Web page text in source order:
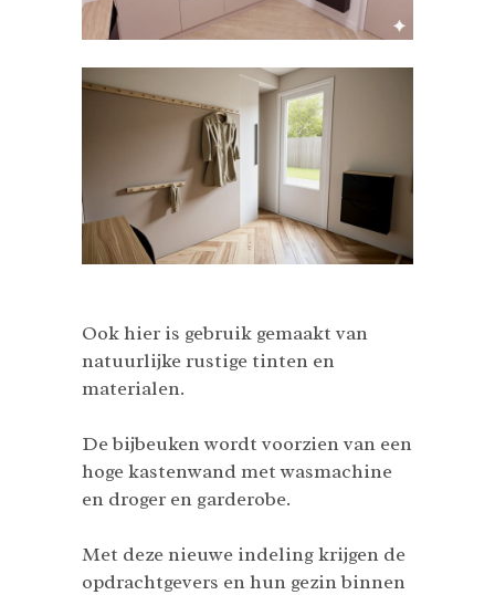
Ook hier is gebruik gemaakt van
natuurlijke rustige tinten en
materialen.
De bijbeuken wordt voorzien van een
hoge kastenwand met wasmachine
en droger en garderobe.
Met deze nieuwe indeling krijgen de
opdrachtgevers en hun gezin binnen